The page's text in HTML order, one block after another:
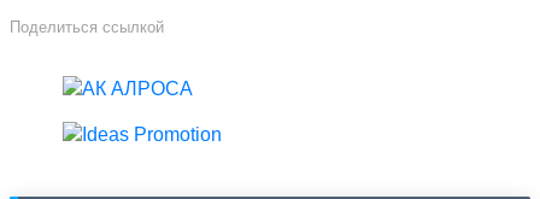
Поделиться ссылкой